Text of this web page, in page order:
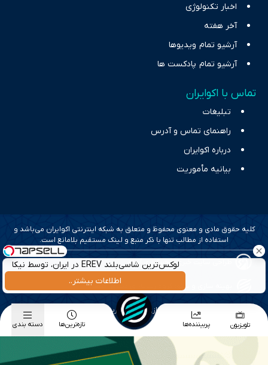
لوکس‌ترین شاسی‌بلند EREV در ایران، توسط نیکا
موتور رونمایی شد!
اطلاعات بیشتر..
اخبار تکنولوژی
آخر هفته
آرشیو تمام ویدیوها
آرشیو تمام پادکست ها
تماس با اکوایران
تبلیغات
راهنمای تماس و آدرس
درباره اکوایران
بیانیه مأموریت
کلیه حقوق مادی و معنوی محفوظ و متعلق به شبکه اینترنتی اکوایران می‌باشد و
استفاده از مطالب تنها با ذکر منبع و لینک مستقیم بلامانع است.
طراحی سایت خبری و خبرگزاری آسام
بهینه سازی و سئو؛ گروه رسانه ای دنیای اقتصاد
طراحی گرافیک و پیاده سازی؛ برآیند تجربه
تلویزیون پربیننده‌ها تازه‌ترین‌ها دسته بندی